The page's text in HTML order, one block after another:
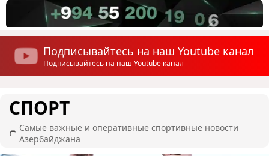
Подписывайтесь на наш Youtube канал
Подписывайтесь на наш Youtube канал
СПОРТ
Самые важные и оперативные спортивные новости
Азербайджана